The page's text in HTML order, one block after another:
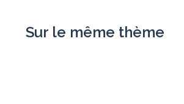
Sur le même thème